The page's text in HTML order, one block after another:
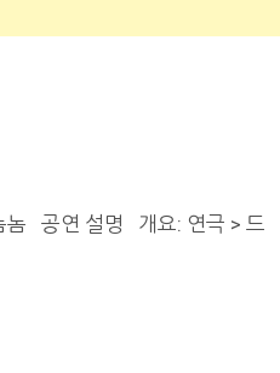
놈 공연 설명 개요: 연극 > 드